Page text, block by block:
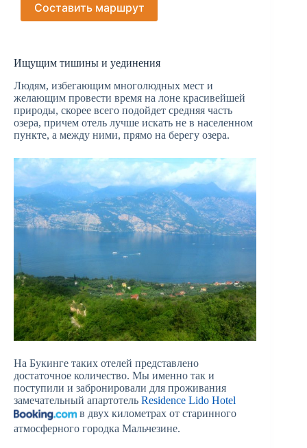
Составить маршрут
Ищущим тишины и уединения
Людям, избегающим многолюдных мест и
желающим провести время на лоне красивейшей
природы, скорее всего подойдет средняя часть
озера, причем отель лучше искать не в населенном
пункте, а между ними, прямо на берегу озера.
На Букинге таких отелей представлено
достаточное количество. Мы именно так и
поступили и забронировали для проживания
замечательный апартотель Residence Lido Hotel
в двух километрах от старинного
атмосферного городка Мальчезине.